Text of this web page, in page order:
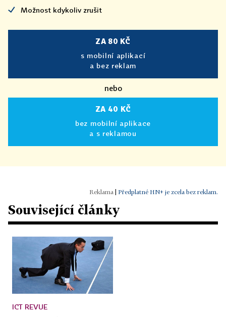
Možnost kdykoliv zrušit
ZA 80 KČ
s mobilní aplikací
a bez reklam
nebo
ZA 40 KČ
bez mobilní aplikace
a s reklamou
Předplatné HN+ je zcela bez reklam.
Související články
ICT REVUE